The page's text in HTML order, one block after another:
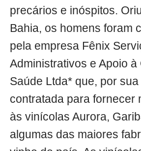
precários e inóspitos.
Bahia, os homens foram
pela empresa Fênix
Administrativos e Apoio à
Saúde Ltda* que, por
contratada para fornecer
às vinícolas Aurora,
algumas das maiores